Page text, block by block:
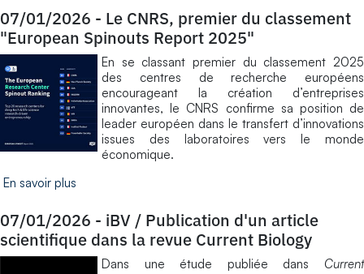
07/01/2026 - Le CNRS, premier du classement
"European Spinouts Report 2025"
En se classant premier du classement 2025
des centres de recherche européens
encourageant la création d’entreprises
innovantes, le CNRS confirme sa position de
leader européen dans le transfert d’innovations
issues des laboratoires vers le monde
économique.
En savoir plus
07/01/2026 - iBV / Publication d'un article
scientifique dans la revue Current Biology
Dans une étude publiée dans Current